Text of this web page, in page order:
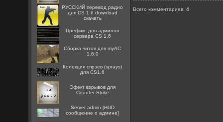
РУССКИЙ перевод радио
для CS 1.6 download
скачать
Префикс для админов
сервера CS 1.6
Сборка читов для myAC
1.6.0
Колекция спрэев (sprays)
для CS1.6
Эфект взрывов для
Counter Strike
Server admin [HUD
сообщение о админе]
Всего комментариев:4